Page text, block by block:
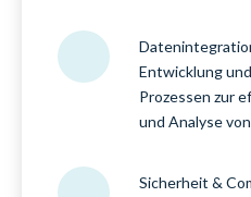
Entwicklung
Prozessen zur
und Analyse
Sicherheit &